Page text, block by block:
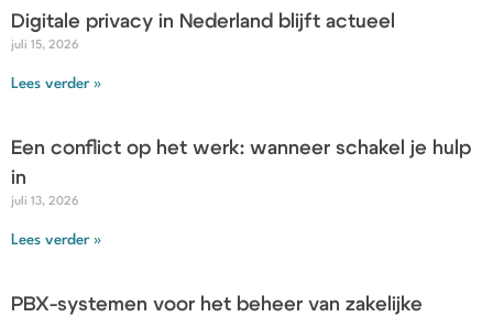
Digitale privacy in Nederland blijft actueel
juli 15, 2026
Lees verder »
Een conflict op het werk: wanneer schakel je hulp
in
juli 13, 2026
Lees verder »
PBX-systemen voor het beheer van zakelijke